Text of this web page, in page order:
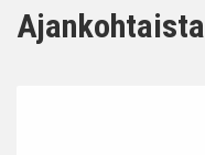
Ajankohtaista